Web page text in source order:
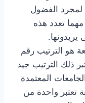
لمجرد الفضول
تعدد هذه
يريدونها.
هو الترتيب رقم
ذلك الترتيب جيد
المعتمدة
تعتبر واحدة من